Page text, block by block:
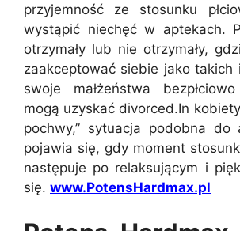
przyjemność ze stosunku
wystąpić niechęć w aptekach.
otrzymały lub nie otrzymały,
zaakceptować siebie jako takich
swoje małżeństwa
mogą uzyskać divorced.In
pochwy,” sytuacja podobna do
pojawia się, gdy moment
następuje po relaksującym i
się. www.PotensHardmax.pl